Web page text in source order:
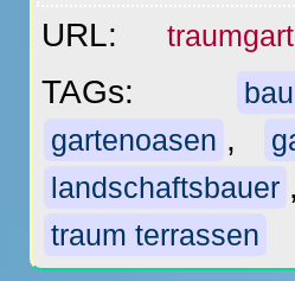
URL:
TAGs:
gartenoasen ,
landschaftsbauer ,
traum terrassen